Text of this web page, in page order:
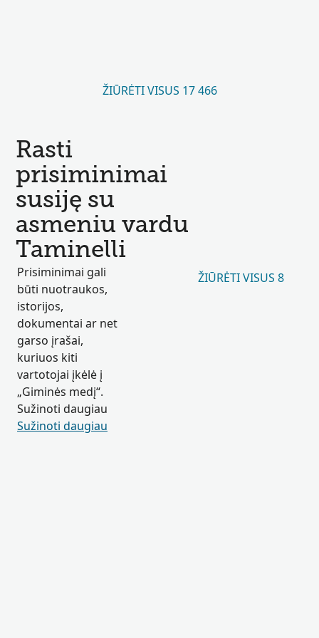
ŽIŪRĖTI VISUS 17 466
Rasti
prisiminimai
susiję su
asmeniu vardu
Taminelli
Prisiminimai gali
būti nuotraukos,
istorijos,
dokumentai ar net
garso įrašai,
kuriuos kiti
vartotojai įkėlė į
„Giminės medį“.
Sužinoti daugiau
Sužinoti daugiau
ŽIŪRĖTI VISUS 8